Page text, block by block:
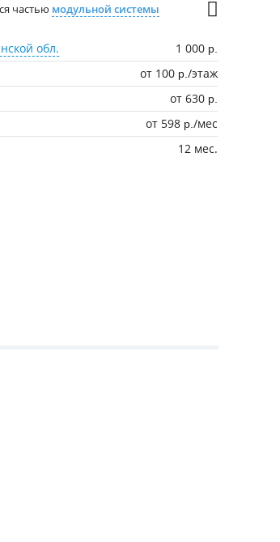
частью модульной системы
обл. 1 000 р.
от 100 р./этаж
от 630 р.
от 598 р./мес
12 мес.